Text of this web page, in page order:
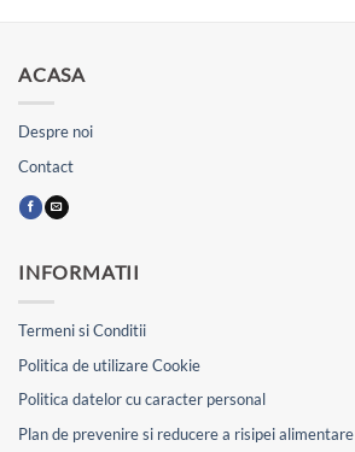
ACASA
Despre noi
Contact
INFORMATII
Termeni si Conditii
Politica de utilizare Cookie
Politica datelor cu caracter personal
Plan de prevenire si reducere a risipei alimentare